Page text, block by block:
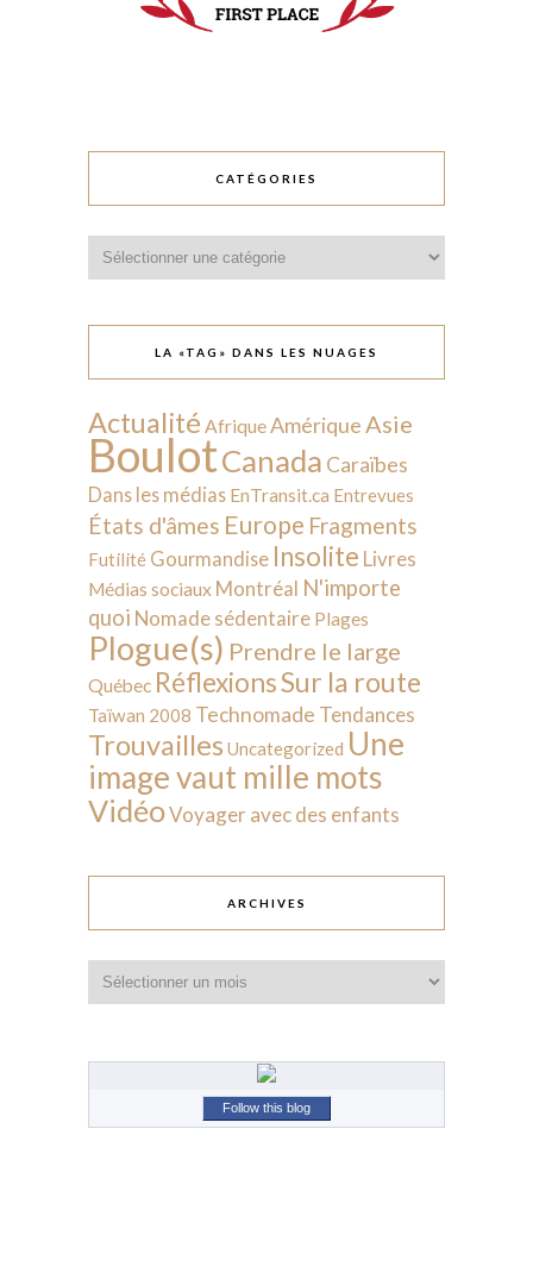
CATÉGORIES
LA «TAG» DANS LES NUAGES
Actualité AfriqueAmérique Asie
BoulotCanada Caraïbes
Dans les médias EnTransit.ca Entrevues
États d'âmes Europe Fragments
Futilité Gourmandise Insolite Livres
Médias sociaux Montréal N'importe
quoi Nomade sédentaire Plages
Plogue(s) Prendre le large
Québec RéflexionsSur la route
Taïwan 2008 Technomade Tendances
Trouvailles Uncategorized Une
image vaut mille mots
VidéoVoyager avec des enfants
ARCHIVES
Follow this blog